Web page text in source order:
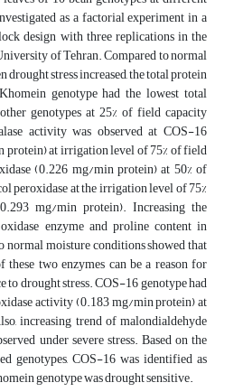
as a factorial experiment in a
design with three replications in the
of Tehran. Compared to normal
drought stress increased, the total protein
genotype had the lowest total
genotypes at 25% of field capacity
activity was observed at COS-16
at irrigation level of 75% of field
(0.226 mg/min protein) at 50% of
peroxidase at the irrigation level of 75%
mg/min protein). Increasing the
enzyme and proline content in
normal moisture conditions showed that
two enzymes can be a reason for
to drought stress. COS-16 genotype had
activity (0.183 mg/min protein) at
increasing trend of malondialdehyde
under severe stress. Based on the
genotypes, COS-16 was identified as
genotype was drought sensitive.